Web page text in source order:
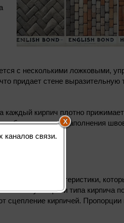
с несколькими ложковыми,
придает стене выразительную
каждый кирпич плотно
более полного заполнения
швов.
Основные характеристики,
эксплуатации и типа кирпича
кирпичей. Пропорции
каналов связи.